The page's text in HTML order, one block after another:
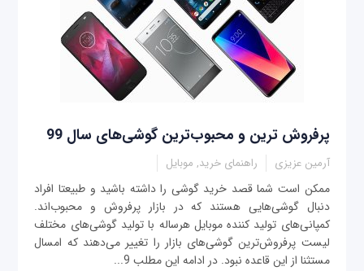
پرفروش ترین و محبوب‌ترین گوشی‌های سال 99
آرمین عزیزی راهنمای خرید, موبایل
ممکن است شما قصد خرید گوشی را داشته باشید و طبیعتا افراد
دنبال گوشی‌هایی هستند که در بازار پرفروش و محبوب‌اند.
کمپانی‌های تولید کننده موبایل هرساله با تولید گوشی‌های مختلف
لیست پرفروش‌ترین گوشی‌های بازار را تغییر می‌دهند که امسال
مستثنا از این قاعده نبود. در ادامه این مطلب 9...